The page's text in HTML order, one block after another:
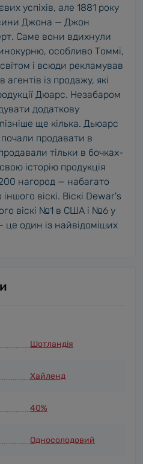
успіхів, але 1881 року
Джона — Джон
Саме вони вдихнули
особливо Томмі,
і всюди рекламував
агентів із продажу, які
Дюарс. Незабаром
додаткову
ще кілька. Дьюарс
продавати в
тільки в бочках-
історію продукція
нагород — набагато
віскі. Віскі Dewar's
віскі №1 в США і №6 у
це один із найвідоміших
Шотландія
Хайленд
40%
Односолодовий